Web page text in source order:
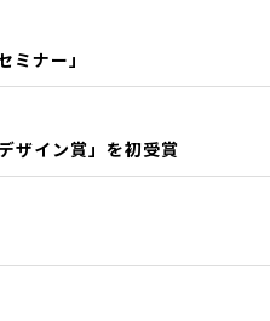
ナー」
ザイン賞」を初受賞